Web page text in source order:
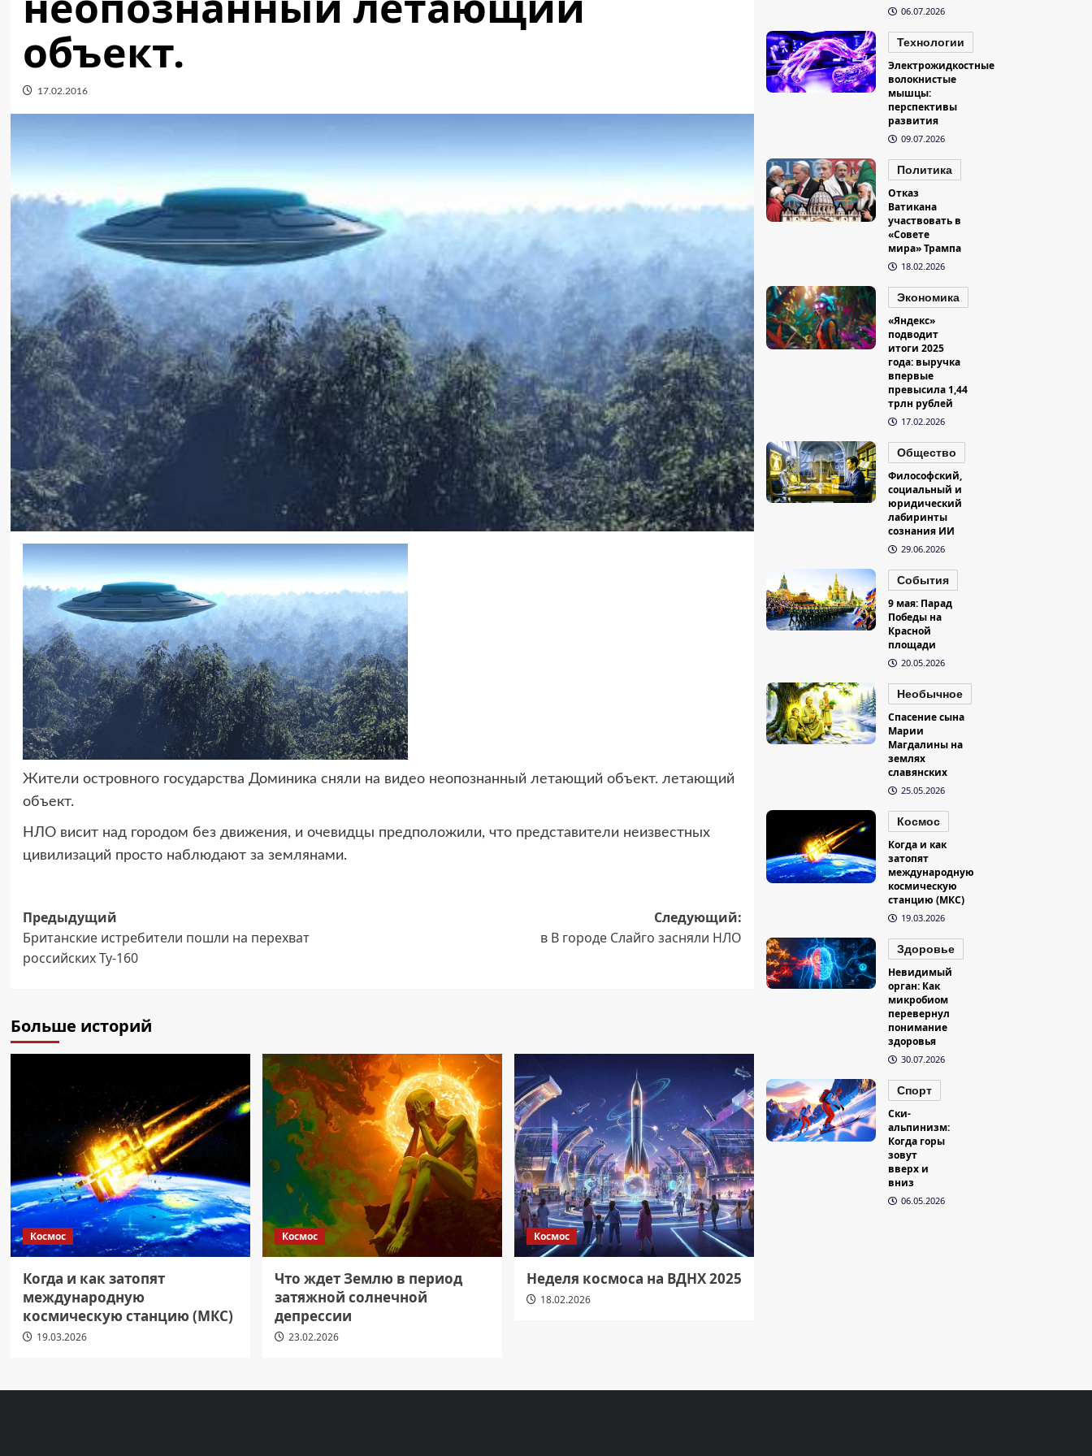
объект.
17.02.2016
Жители островного государства Доминика сняли на видео неопознанный летающий объект. летающий
объект.
НЛО висит над городом без движения, и очевидцы предположили, что представители неизвестных
цивилизаций просто наблюдают за землянами.
Навигация
записи
Предыдущий
Британские истребители пошли на перехват
российских Ту-160
Следующий:
в В городе Слайго засняли НЛО
Больше историй
Космос
Когда и как затопят
международную
космическую станцию (МКС)
19.03.2026
Космос
Что ждет Землю в период
затяжной солнечной
депрессии
23.02.2026
Космос
Неделя космоса на ВДНХ 2025
18.02.2026
06.07.2026
Технологии
Электрожидкостные
волокнистые
мышцы:
перспективы
развития
09.07.2026
Политика
Отказ
Ватикана
участвовать в
«Совете
мира» Трампа
18.02.2026
Экономика
«Яндекс»
подводит
итоги 2025
года: выручка
впервые
превысила 1,44
трлн рублей
17.02.2026
Общество
Философский,
социальный и
юридический
лабиринты
сознания ИИ
29.06.2026
События
9 мая: Парад
Победы на
Красной
площади
20.05.2026
Необычное
Спасение сына
Марии
Магдалины на
землях
славянских
25.05.2026
Космос
Когда и как
затопят
международную
космическую
станцию (МКС)
19.03.2026
Здоровье
Невидимый
орган: Как
микробиом
перевернул
понимание
здоровья
30.07.2026
Спорт
Ски-
альпинизм:
Когда горы
зовут
вверх и
вниз
06.05.2026